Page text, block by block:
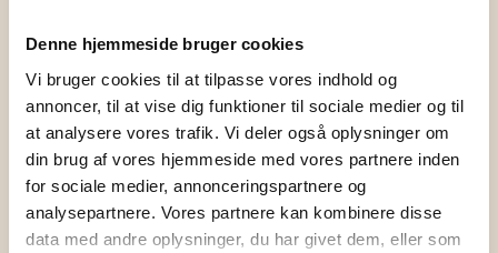
Denne hjemmeside bruger cookies
Vi bruger cookies til at tilpasse vores indhold og
annoncer, til at vise dig funktioner til sociale medier og til
at analysere vores trafik. Vi deler også oplysninger om
din brug af vores hjemmeside med vores partnere inden
for sociale medier, annonceringspartnere og
analysepartnere. Vores partnere kan kombinere disse
data med andre oplysninger, du har givet dem, eller som